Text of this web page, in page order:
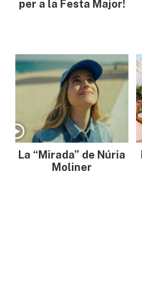
per a la Festa Major!
La “Mirada” de Núria
Moliner